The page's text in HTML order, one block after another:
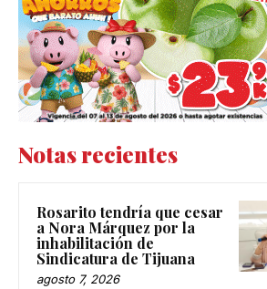
Notas recientes
Rosarito tendría que cesar
a Nora Márquez por la
inhabilitación de
Sindicatura de Tijuana
agosto 7, 2026